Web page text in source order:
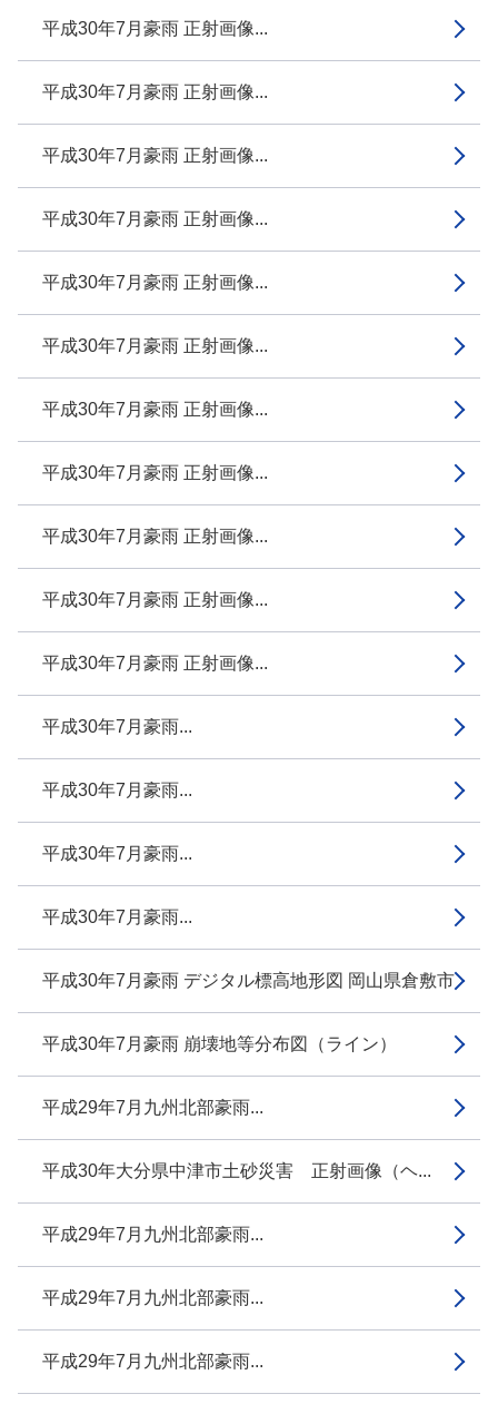
平成30年7月豪雨 正射画像...
平成30年7月豪雨 正射画像...
平成30年7月豪雨 正射画像...
平成30年7月豪雨 正射画像...
平成30年7月豪雨 正射画像...
平成30年7月豪雨 正射画像...
平成30年7月豪雨 正射画像...
平成30年7月豪雨 正射画像...
平成30年7月豪雨 正射画像...
平成30年7月豪雨 正射画像...
平成30年7月豪雨 正射画像...
平成30年7月豪雨...
平成30年7月豪雨...
平成30年7月豪雨...
平成30年7月豪雨...
平成30年7月豪雨 デジタル標高地形図 岡山県倉敷市
平成30年7月豪雨 崩壊地等分布図（ライン）
平成29年7月九州北部豪雨...
平成30年大分県中津市土砂災害 正射画像（ヘ...
平成29年7月九州北部豪雨...
平成29年7月九州北部豪雨...
平成29年7月九州北部豪雨...